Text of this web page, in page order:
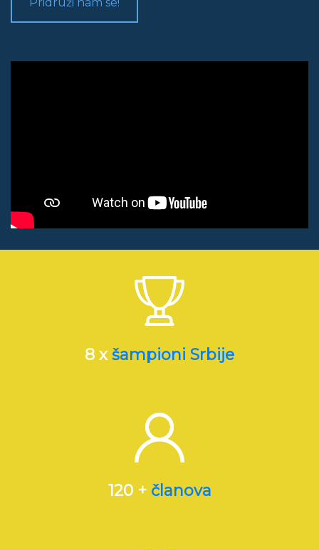
Pridruži nam se!
8 x šampioni Srbije
120 + članova